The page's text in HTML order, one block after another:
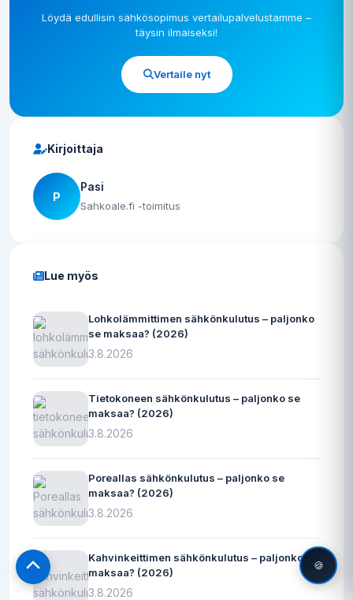
Löydä edullisin sähkösopimus vertailupalvelustamme –
täysin ilmaiseksi!
Vertaile nyt
Kirjoittaja
P
Pasi
Sahkoale.fi -toimitus
Lue myös
Lohkolämmittimen sähkönkulutus – paljonko
se maksaa? (2026)
3.8.2026
Tietokoneen sähkönkulutus – paljonko se
maksaa? (2026)
3.8.2026
Poreallas sähkönkulutus – paljonko se
maksaa? (2026)
3.8.2026
Kahvinkeittimen sähkönkulutus – paljonko se
maksaa? (2026)
3.8.2026
🍪
Scroll
to